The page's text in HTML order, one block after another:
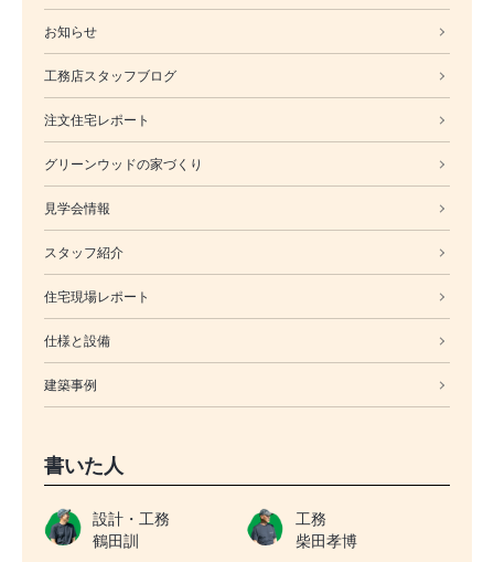
お知らせ
工務店スタッフブログ
注文住宅レポート
グリーンウッドの家づくり
見学会情報
スタッフ紹介
住宅現場レポート
仕様と設備
建築事例
書いた人
設計・工務
鶴田訓
工務
柴田孝博